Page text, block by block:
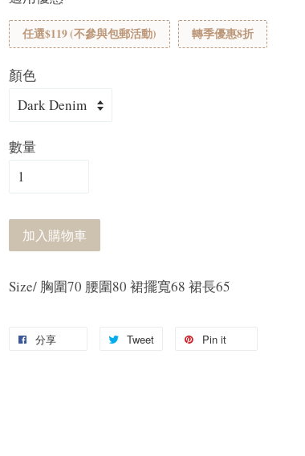
任選$119 (不參與包郵活動) 轉季優惠8折
顏色
數量
加入購物車
Size/ 胸圍70 腰圍80 裙擺寬68 裙長65
分享 Tweet Pin it